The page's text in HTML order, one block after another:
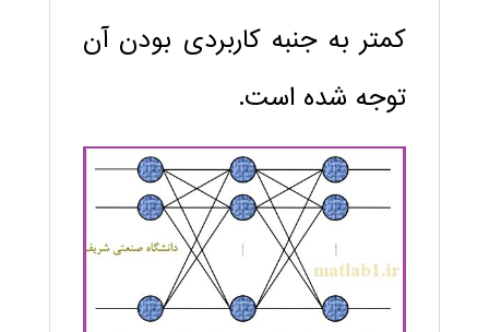
کمتر به جنبه کاربردی بودن آن
توجه شده است.